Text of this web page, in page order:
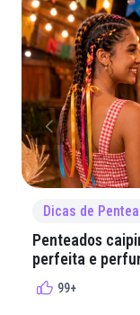
Penteados
perfeita e
99+